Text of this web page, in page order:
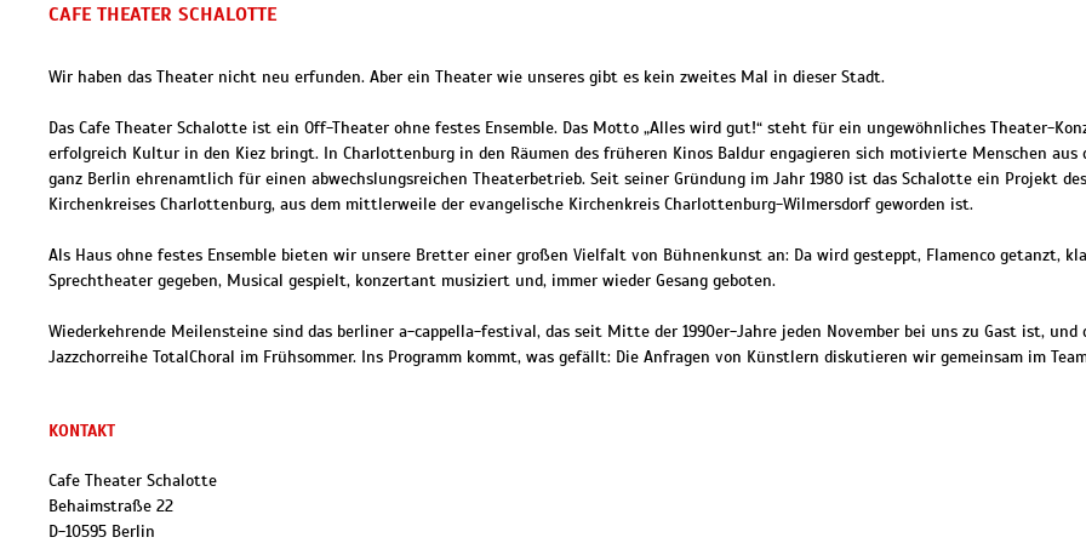
CAFE THEATER SCHALOTTE
Wir haben das Theater nicht neu erfunden. Aber ein Theater wie unseres gibt es kein zweites Mal in dieser Stadt.
Das Cafe Theater Schalotte ist ein Off-Theater ohne festes Ensemble. Das Motto „Alles wird gut!“ steht für ein ungewöhnliches Theater-
erfolgreich Kultur in den Kiez bringt. In Charlottenburg in den Räumen des früheren Kinos Baldur engagieren sich motivierte Menschen aus
ganz Berlin ehrenamtlich für einen abwechslungsreichen Theaterbetrieb. Seit seiner Gründung im Jahr 1980 ist das Schalotte ein Projekt
Kirchenkreises Charlottenburg, aus dem mittlerweile der evangelische Kirchenkreis Charlottenburg-Wilmersdorf geworden ist.
Als Haus ohne festes Ensemble bieten wir unsere Bretter einer großen Vielfalt von Bühnenkunst an: Da wird gesteppt, Flamenco getanzt,
Sprechtheater gegeben, Musical gespielt, konzertant musiziert und, immer wieder Gesang geboten.
Wiederkehrende Meilensteine sind das berliner a-cappella-festival, das seit Mitte der 1990er-Jahre jeden November bei uns zu Gast ist, und
Jazzchorreihe TotalChoral im Frühsommer. Ins Programm kommt, was gefällt: Die Anfragen von Künstlern diskutieren wir gemeinsam im
KONTAKT
Cafe Theater Schalotte
Behaimstraße 22
D-10595 Berlin